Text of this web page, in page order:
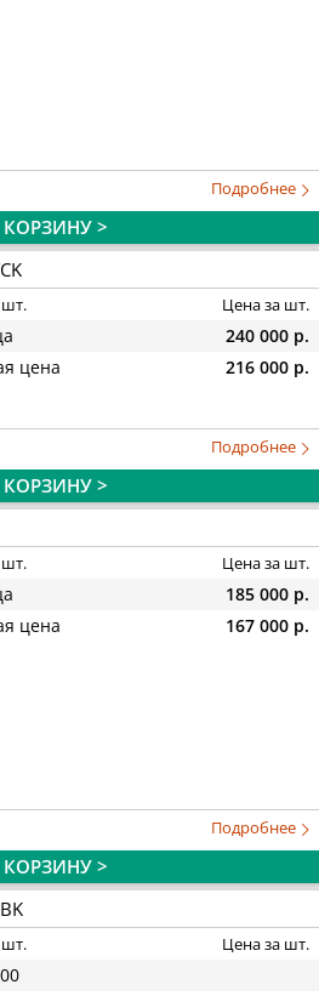
Подробнее
КОРЗИНУ >
шт. Цена за шт.
240 000 р.
цена
216 000 р.
Подробнее
КОРЗИНУ >
шт. Цена за шт.
185 000 р.
цена
167 000 р.
Подробнее
КОРЗИНУ >
шт. Цена за шт.